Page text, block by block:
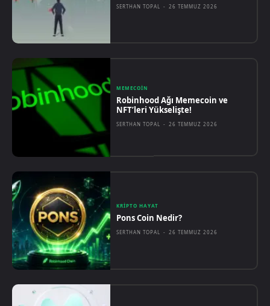
SERTHAN TOPAL - 26 TEMMUZ 2026
MEMECOIN
Robinhood Ağı Memecoin ve
NFT’leri Yükselişte!
SERTHAN TOPAL - 26 TEMMUZ 2026
KRIPTO HAYAT
Pons Coin Nedir?
SERTHAN TOPAL - 26 TEMMUZ 2026